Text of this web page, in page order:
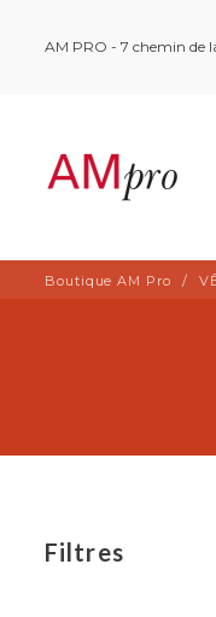
AM PRO - 7 chemin de
Boutique AM Pro
Filtres